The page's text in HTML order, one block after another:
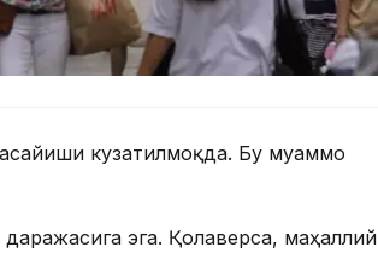
кузатилмоқда. Бу муаммо
эга. Қолаверса, маҳаллий